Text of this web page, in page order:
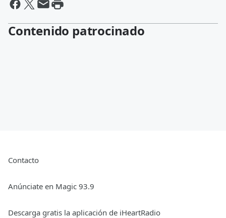
Contenido patrocinado
Contacto
Anúnciate en Magic 93.9
Descarga gratis la aplicación de iHeartRadio